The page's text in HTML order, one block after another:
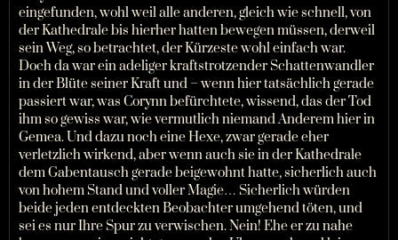
eingefunden, wohl weil alle anderen, gleich wie schnell, von
der Kathedrale bis hierher hatten bewegen müssen, derweil
sein Weg, so betrachtet, der Kürzeste wohl einfach war.
Doch da war ein adeliger kraftstrotzender Schattenwandler
in der Blüte seiner Kraft und – wenn hier tatsächlich gerade
passiert war, was Corynn befürchtete, wissend, das der Tod
ihm so gewiss war, wie vermutlich niemand Anderem hier in
Gemea. Und dazu noch eine Hexe, zwar gerade eher
verletzlich wirkend, aber wenn auch sie in der Kathedrale
dem Gabentausch gerade beigewohnt hatte, sicherlich auch
von hohem Stand und voller Magie… Sicherlich würden
beide jeden entdeckten Beobachter umgehend töten, und
sei es nur Ihre Spur zu verwischen. Nein! Ehe er zu nahe